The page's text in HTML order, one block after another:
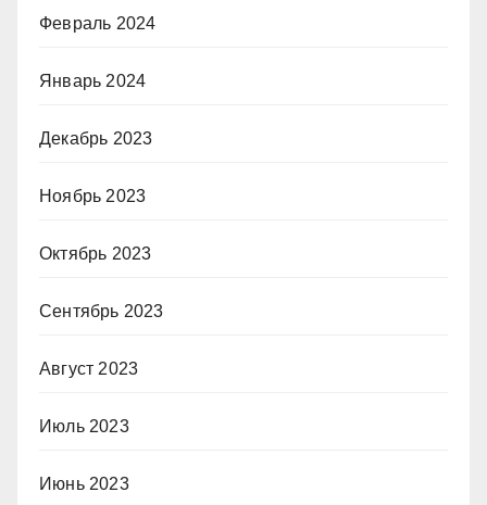
Февраль 2024
Январь 2024
Декабрь 2023
Ноябрь 2023
Октябрь 2023
Сентябрь 2023
Август 2023
Июль 2023
Июнь 2023